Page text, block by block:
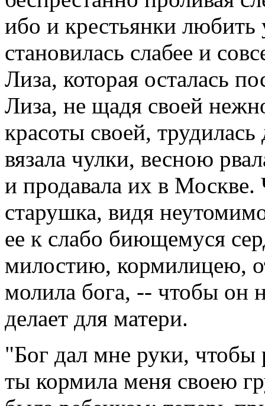
ибо и крестьянки
становилась слабее и
Лиза, которая осталась
Лиза, не щадя своей
красоты своей,
вязала чулки, весною
и продавала их в Москве.
старушка, видя
ее к слабо биющемуся
милостию, кормилицею,
молила бога, -- чтобы он
делает для матери.
"Бог дал мне руки, чтобы
ты кормила меня своею